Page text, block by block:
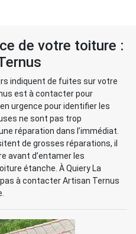
de votre toiture :
indiquent de fuites sur votre
est à contacter pour
urgence pour identifier les
ne sont pas trop
réparation dans l’immédiat.
de grosses réparations, il
avant d’entamer les
étanche. À Quiery La
à contacter Artisan Ternus